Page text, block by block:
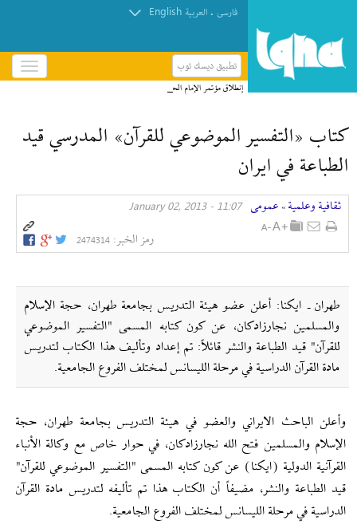
فارسی . العربیة English
تطبيق ديسك توب
باز
و
منو
إنطلاق مؤتمر الإمام الحسين(ع) الدولي الخامس في
كتاب «التفسير الموضوعي للقرآن» المدرسي قيد
الطباعة في ايران
ثقافیة وعلمیة » عمومی 11:07 - January 02, 2013
رمز الخبر: 2474314
طهران ـ ايكنا: أعلن عضو هيئة التدريس بجامعة طهران، حجة الإسلام
والمسلمين نجارزادكان، عن كون كتابه المسمى "التفسير الموضوعي
للقرآن" قيد الطباعة والنشر قائلاً: تم إعداد وتأليف هذا الكتاب لتدريس
مادة القرآن الدراسية في مرحلة الليسانس لمختلف الفروع الجامعية.
وأعلن الباحث الايراني والعضو في هيئة التدريس بجامعة طهران، حجة
الإسلام والمسلمين فتح الله نجارزادكان، في حوار خاص مع وكالة الأنباء
القرآنية الدولية (ايكنا) عن كون كتابه المسمى "التفسير الموضوعي للقرآن"
قيد الطباعة والنشر، مضيفاً أن الكتاب هذا تم تأليفه لتدريس مادة القرآن
الدراسية في مرحلة الليسانس لمختلف الفروع الجامعية.